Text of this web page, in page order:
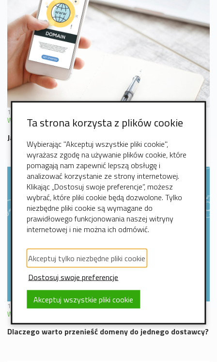
11 lipiec 2024
WordPress Domena Blog Strona WWW Hosting
Jak wybrać nazwę domenę dla swojej strony?
17 kwiecień 2024
WordPress
Dlaczego warto przenieść domeny do jednego dostawcy?
Ta strona korzysta z plików cookie
Wybierając "Akceptuj wszystkie pliki cookie",
wyrażasz zgodę na używanie plików cookie, które
pomagają nam zapewnić lepszą obsługę i
analizować korzystanie ze strony internetowej.
Klikając „Dostosuj swoje preferencje”, możesz
wybrać, które pliki cookie będą dozwolone. Tylko
niezbędne pliki cookie są wymagane do
prawidłowego funkcjonowania naszej witryny
internetowej i nie można ich odmówić.
Akceptuj tylko niezbędne pliki cookie
Dostosuj swoje preferencje
Akceptuj wszystkie pliki cookie